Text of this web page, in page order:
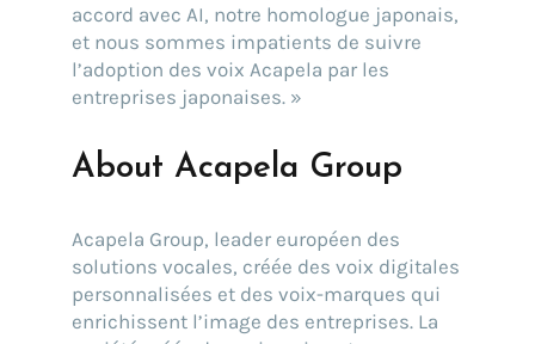
accord avec AI, notre homologue japonais,
et nous sommes impatients de suivre
l’adoption des voix Acapela par les
entreprises japonaises. »
About Acapela Group
Acapela Group, leader européen des
solutions vocales, créée des voix digitales
personnalisées et des voix-marques qui
enrichissent l’image des entreprises. La